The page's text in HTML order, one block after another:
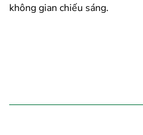
không gian chiếu sáng.